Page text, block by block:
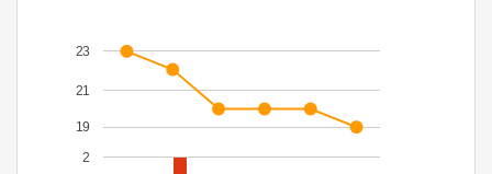
2
19
21
23